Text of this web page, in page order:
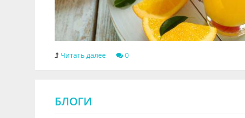
Читать далее 0
БЛОГИ